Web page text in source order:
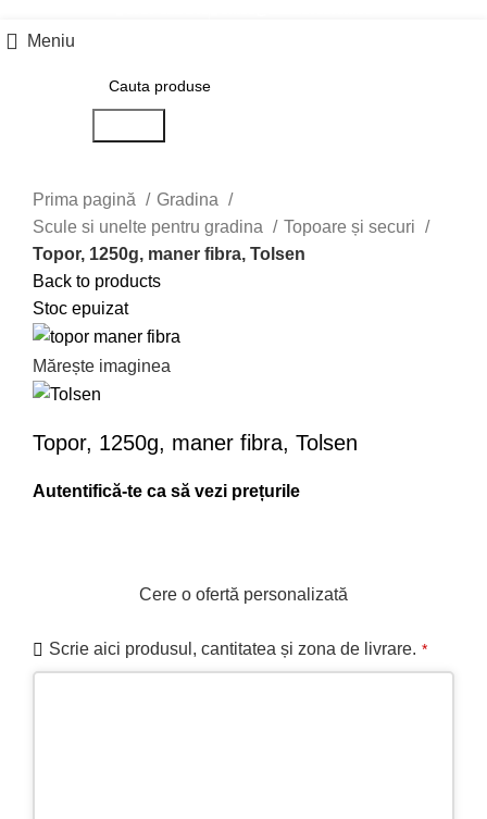
Meniu
Prima pagină
Gradina
Scule si unelte pentru gradina
Topoare și securi
Topor, 1250g, maner fibra, Tolsen
Back to products
Stoc epuizat
Mărește imaginea
Topor, 1250g, maner fibra, Tolsen
Cere o ofertă personalizată
Scrie aici produsul, cantitatea și zona de livrare. *